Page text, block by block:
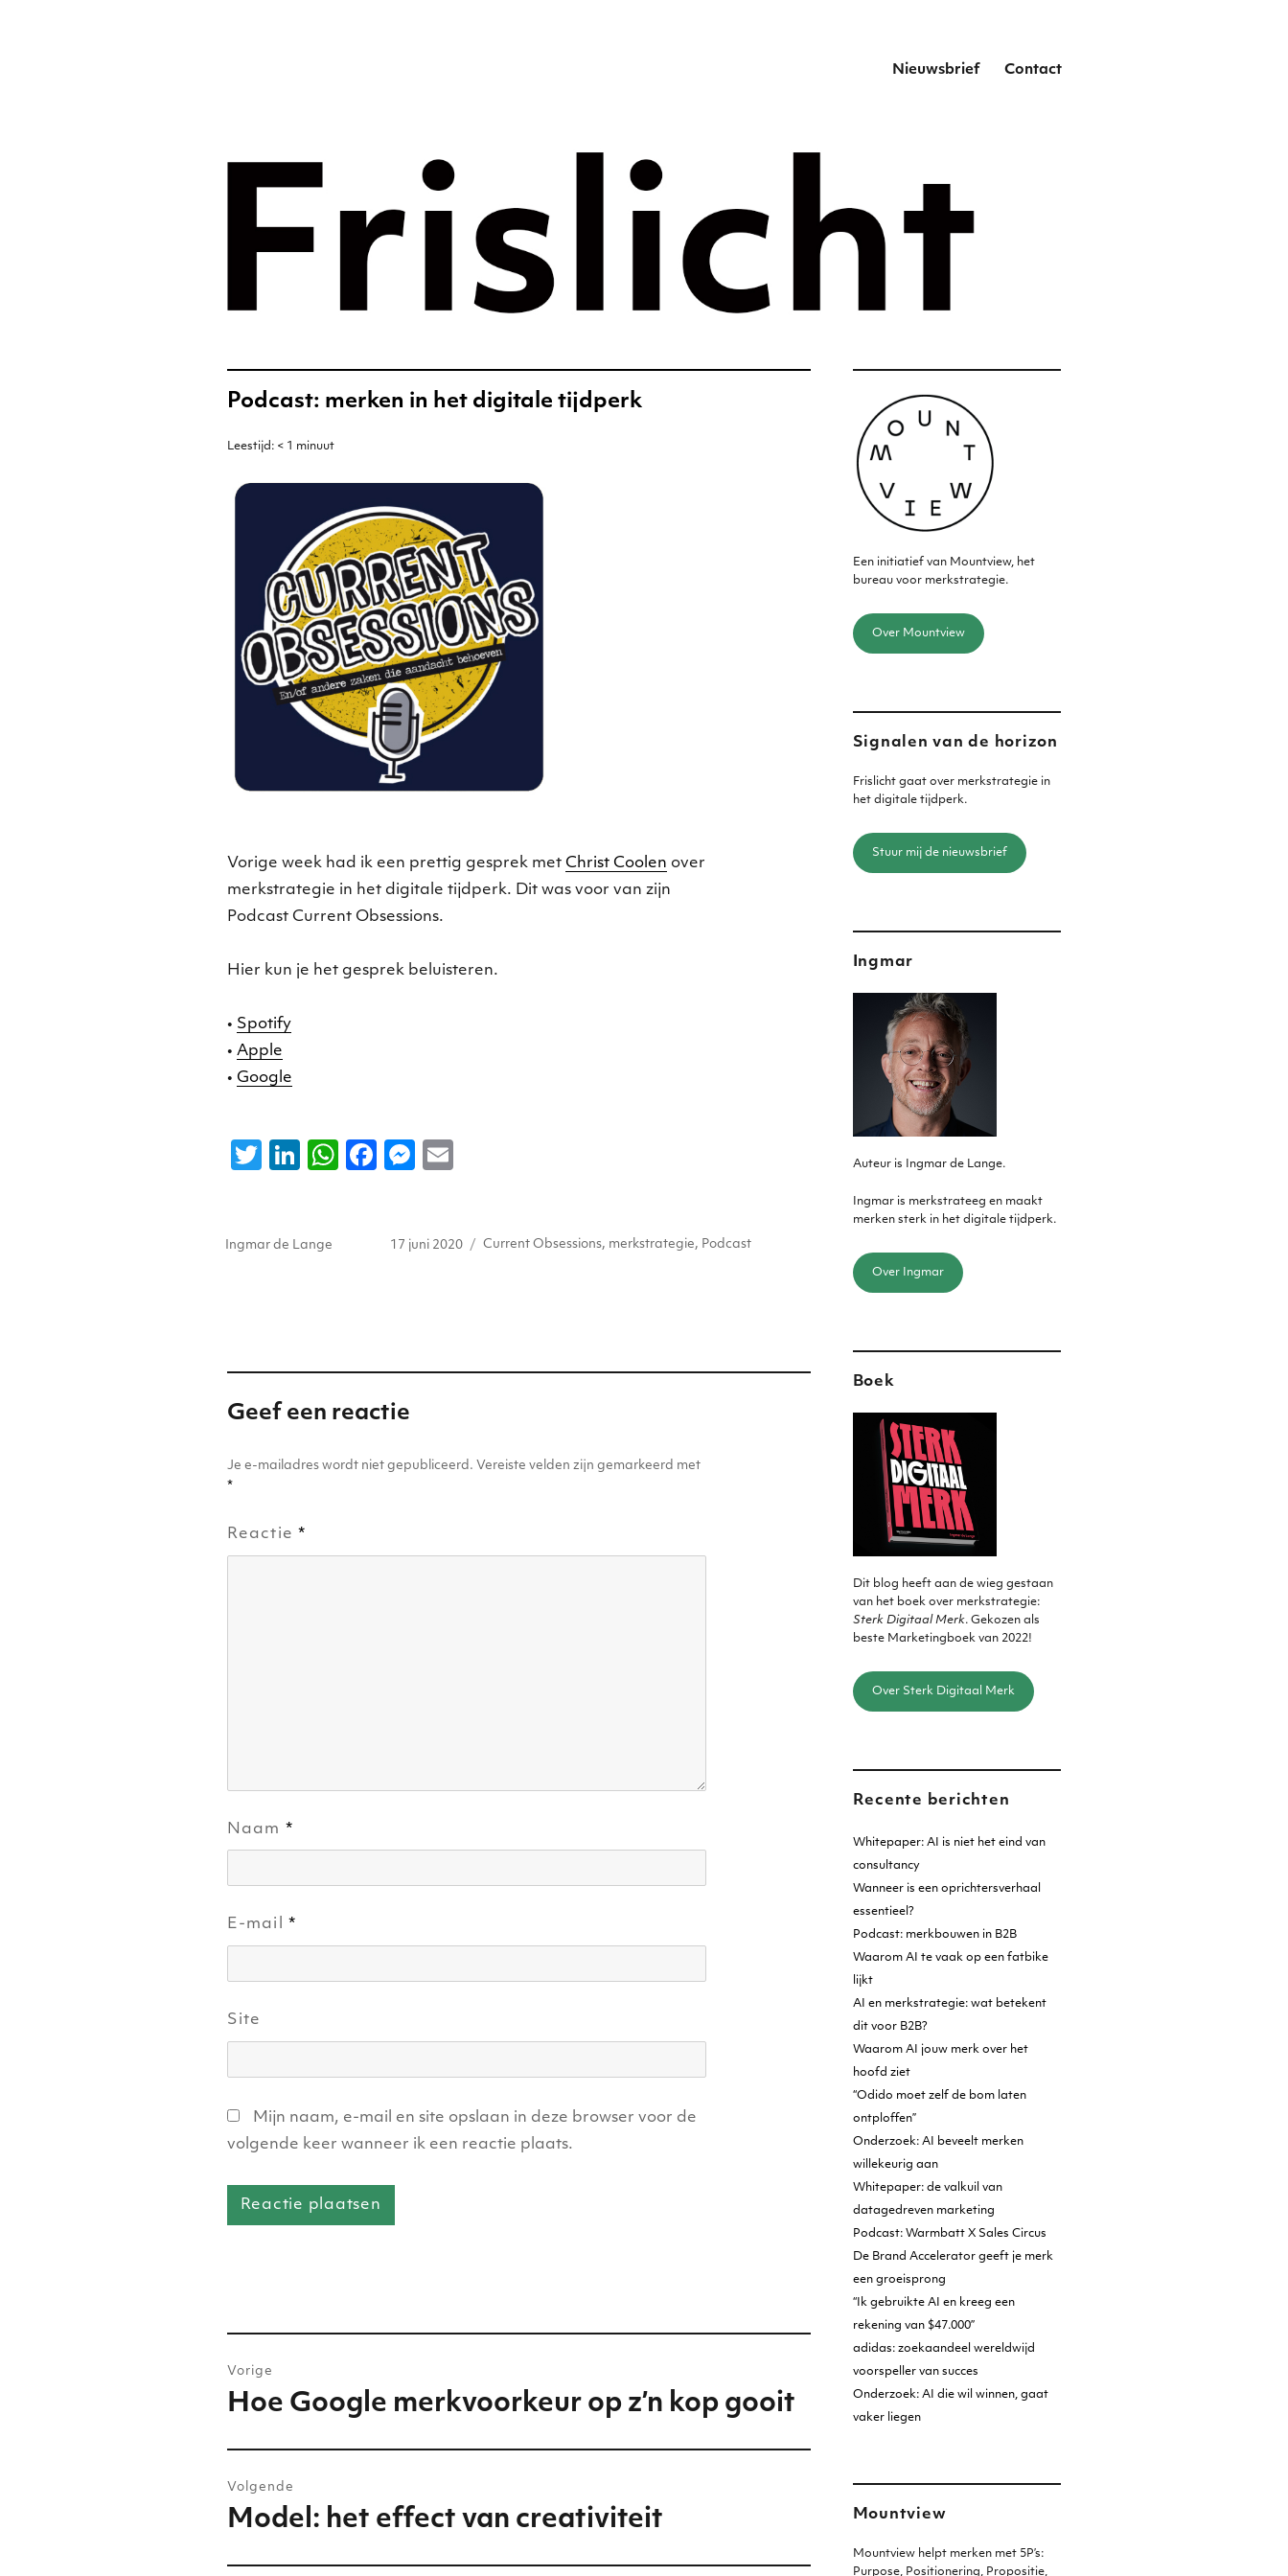
Merkstrategie voor het
Frislicht
Nieuwsbrief Contact
Podcast: merken in het digitale tijdperk
Leestijd: < 1 minuut
Vorige week had ik een prettig gesprek met Christ Coolen over
merkstrategie in het digitale tijdperk. Dit was voor van zijn
Podcast Current Obsessions.
Hier kun je het gesprek beluisteren.
• Spotify
• Apple
• Google
T
te
Li
e
W F
e
k
M
e
l
Ingmar de Lange 17 juni 2020 Current Obsessions, merkstrategie, Podcast
Geef een reactie
Je e-mailadres wordt niet gepubliceerd. Vereiste velden zijn gemarkeerd met
*
Reactie*
Naam *
E-mail*
Site
Mijn naam, e-mail en site opslaan in deze browser voor de
volgende keer wanneer ik een reactie plaats.
navigatie
Vorige
Vorig
Hoe Google merkvoorkeur op z’n kop gooit
Volgende
Volgend
Model: het effect van creativiteit
Een initiatief van Mountview, het
bureau voor merkstrategie.
Over Mountview
Signalen van de horizon
Frislicht gaat over merkstrategie in
het digitale tijdperk.
Stuur mij de nieuwsbrief
Ingmar
Auteur is Ingmar de Lange.
Ingmar is merkstrateeg en maakt
merken sterk in het digitale tijdperk.
Over Ingmar
Boek
Dit blog heeft aan de wieg gestaan
van het boek over merkstrategie:
Sterk Digitaal Merk. Gekozen als
beste Marketingboek van 2022!
Over Sterk Digitaal Merk
Recente berichten
Whitepaper: AI is niet het eind van
consultancy
Wanneer is een oprichtersverhaal
essentieel?
Podcast: merkbouwen in B2B
Waarom AI te vaak op een fatbike
lijkt
AI en merkstrategie: wat betekent
dit voor B2B?
Waarom AI jouw merk over het
hoofd ziet
“Odido moet zelf de bom laten
ontploffen”
Onderzoek: AI beveelt merken
willekeurig aan
Whitepaper: de valkuil van
datagedreven marketing
Podcast: Warmbatt X Sales Circus
De Brand Accelerator geeft je merk
een groeisprong
“Ik gebruikte AI en kreeg een
rekening van $47.000”
adidas: zoekaandeel wereldwijd
voorspeller van succes
Onderzoek: AI die wil winnen, gaat
vaker liegen
Mountview
Mountview helpt merken met 5P’s:
Purpose, Positionering, Propositie,